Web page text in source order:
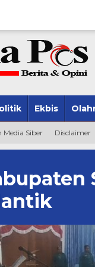
Ekbis
Media Siber Disclaimer